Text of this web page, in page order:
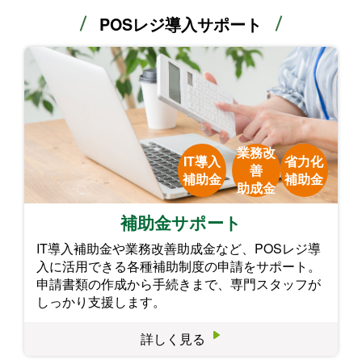
POSレジ導入サポート
IT導入
補助金
業務改
善
助成金
省力化
補助金
補助金サポート
IT導入補助金や業務改善助成金など、POSレジ導
入に活用できる各種補助制度の申請をサポート。
申請書類の作成から手続きまで、専門スタッフが
しっかり支援します。
詳しく見る